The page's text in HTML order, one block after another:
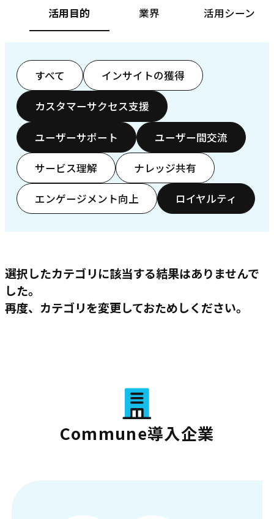
活用目的 業界 活用シーン
すべて インサイトの獲得
カスタマーサクセス支援
ユーザーサポート ユーザー間交流
サービス理解 ナレッジ共有
エンゲージメント向上 ロイヤルティ
選択したカテゴリに該当する結果はありませんで
した。
再度、カテゴリを変更しておためしください。
Commune導入企業